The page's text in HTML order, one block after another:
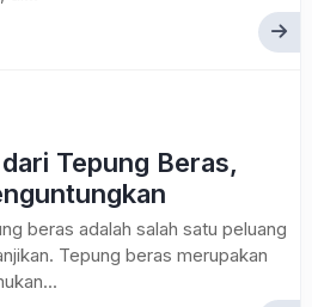
Tepung Beras,
beras adalah salah satu peluang
Tepung beras merupakan